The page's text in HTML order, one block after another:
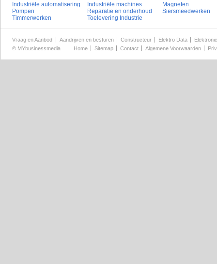
Industriële automatisering
Industriële machines
Magneten
Pompen
Reparatie en onderhoud
Siersmeedwerken
Timmerwerken
Toelevering Industrie
Vraag en Aanbod Aandrijven en besturen Constructeur Elektro Data
© MYbusinessmedia Home Sitemap Contact Algemene Voorwaarden